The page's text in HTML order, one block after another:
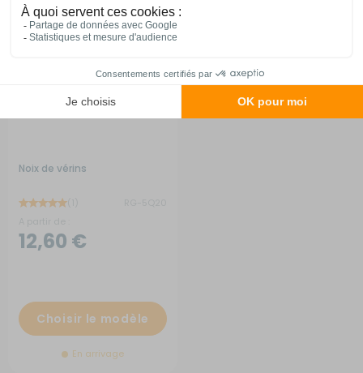
Noix de vérins
12,60 €
Choisir le modèle
En arrivage